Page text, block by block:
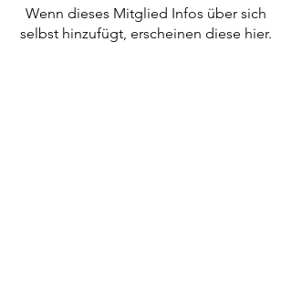
Wenn dieses Mitglied Infos über sich
selbst hinzufügt, erscheinen diese hier.